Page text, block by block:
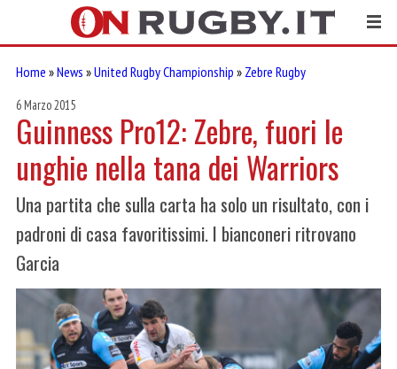
Home »News »United Rugby Championship » Zebre Rugby
6 Marzo 2015
Guinness Pro12: Zebre, fuori le
unghie nella tana dei Warriors
Una partita che sulla carta ha solo un risultato, con i
padroni di casa favoritissimi. I bianconeri ritrovano
Garcia